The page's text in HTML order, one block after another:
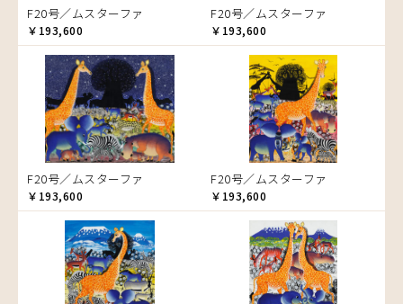
うさぎ
お祭り
音楽
カエル
かくれんぼ
家族-親子
カシューナッツの木
カップル
カバ
カメ
カメレオン
木
キリン
F20号／ムスターファ
￥193,600
F20号／ムスターファ
￥193,600
F20号／ムスターファ
￥193,600
F20号／ムスターファ
￥193,600